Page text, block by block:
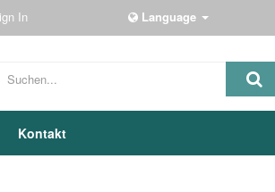
In Language
Kontakt